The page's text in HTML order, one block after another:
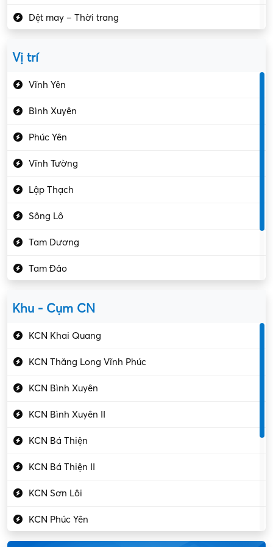
Dệt may – Thời trang
Kiểm soát chất lượng
Kỹ sư cơ khí
Kỹ sư điện
Kỹ thuật cao
Kỹ thuật mạng – IT
Làm bán thời gian
Lao động phổ thông
Lập trình – Phát triển
Luật – Công chứng
Marketing – PR
Mỹ phẩm – Trang sức
Vị trí
Vĩnh Yên
Bình Xuyên
Phúc Yên
Vĩnh Tường
Lập Thạch
Sông Lô
Tam Dương
Tam Đảo
Khu - Cụm CN
KCN Khai Quang
KCN Thăng Long Vĩnh Phúc
KCN Bình Xuyên
KCN Bình Xuyên II
KCN Bá Thiện
KCN Bá Thiện II
KCN Sơn Lôi
KCN Phúc Yên